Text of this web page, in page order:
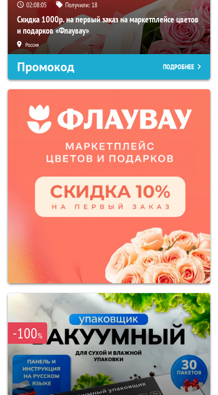
02:08:04 Получили: 18
Скидка 1000р. на первый заказ на маркетплейсе цветов
и подарков «Флаувау»
Россия
Промокод ПОДРОБНЕЕ
-100%